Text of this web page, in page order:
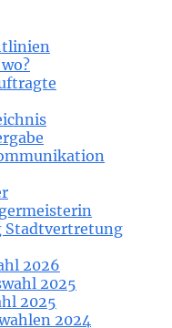
Stadtvertretung
2026
2025
2025
2024